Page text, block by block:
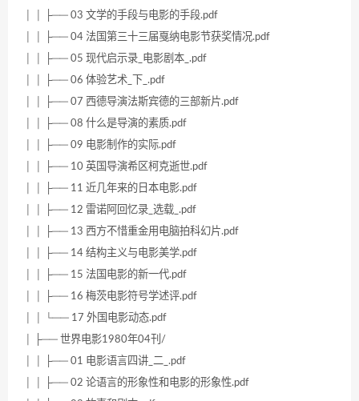
│ │ ├── 03 文学的手段与电影的手段.pdf
│ │ ├── 04 法国第三十三届戛纳电影节获奖情况.pdf
│ │ ├── 05 现代启示录_电影剧本_.pdf
│ │ ├── 06 体验艺术_下_.pdf
│ │ ├── 07 西德导演法斯宾德的三部新片.pdf
│ │ ├── 08 什么是导演的素质.pdf
│ │ ├── 09 电影制作的实际.pdf
│ │ ├── 10 英国导演希区柯克逝世.pdf
│ │ ├── 11 近几年来的日本电影.pdf
│ │ ├── 12 雷诺阿回忆录_选载_.pdf
│ │ ├── 13 西方不惜重金用电脑拍科幻片.pdf
│ │ ├── 14 结构主义与电影美学.pdf
│ │ ├── 15 法国电影的新一代.pdf
│ │ ├── 16 梅茨电影符号学述评.pdf
│ │ └── 17 外国电影动态.pdf
│ ├── 世界电影1980年04刊/
│ │ ├── 01 电影语言四讲_二_.pdf
│ │ ├── 02 论语言的形象性和电影的形象性.pdf